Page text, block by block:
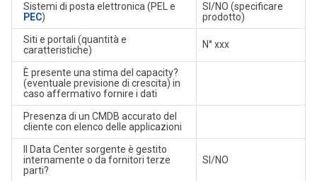
Sistemi di posta elettronica (PEL e
PEC)
SI/NO (specificare
prodotto)
Siti e portali (quantità e
caratteristiche)
N° xxx
È presente una stima del capacity?
(eventuale previsione di crescita) in
caso affermativo fornire i dati
Presenza di un CMDB accurato del
cliente con elenco delle applicazioni
Il Data Center sorgente è gestito
internamente o da fornitori terze
parti?
SI/NO